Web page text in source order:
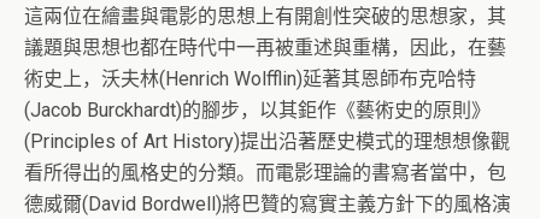
這兩位在繪畫與電影的思想上有開創性突破的思想家，其
議題與思想也都在時代中一再被重述與重構，因此，在藝
術史上，沃夫林(Henrich Wolfflin)延著其恩師布克哈特
(Jacob Burckhardt)的腳步，以其鉅作《藝術史的原則》
(Principles of Art History)提出沿著歷史模式的理想想像觀
看所得出的風格史的分類。而電影理論的書寫者當中，包
德威爾(David Bordwell)將巴贊的寫實主義方針下的風格演